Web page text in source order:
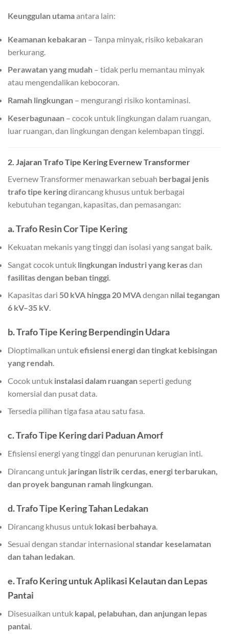
Keunggulan utamaantara lain:
Keamanan kebakaran – Tanpa minyak, risiko kebakaran
berkurang.
Perawatan yang mudah – tidak perlu memantau minyak
atau mengendalikan kebocoran.
Ramah lingkungan – mengurangi risiko kontaminasi.
Keserbagunaan – cocok untuk lingkungan dalam ruangan,
luar ruangan, dan lingkungan dengan kelembapan tinggi.
2. Jajaran Trafo Tipe Kering Evernew Transformer
Evernew Transformer menawarkan sebuah berbagai jenis
trafo tipe keringdirancang khusus untuk berbagai
kebutuhan tegangan, kapasitas, dan pemasangan:
a. Trafo Resin Cor Tipe Kering
Kekuatan mekanis yang tinggi dan isolasi yang sangat baik.
Sangat cocok untuk lingkungan industri yang kerasdan
fasilitas dengan beban tinggi
Kapasitas dari 50 kVA hingga 20 MVAdengan nilai tegangan
6 kV–35 kV.
b. Trafo Tipe Kering Berpendingin Udara
Dioptimalkan untukefisiensi energi dan tingkat kebisingan
yang rendah.
Cocok untuk instalasi dalam ruanganseperti gedung
komersial dan pusat data.
Tersedia pilihan tiga fasa atau satu fasa.
c. Trafo Tipe Kering dari Paduan Amorf
Efisiensi energi yang tinggi dan penurunan kerugian inti.
Dirancang untuk jaringan listrik cerdas, energi terbarukan,
dan proyek bangunan ramah lingkungan
d. Trafo Tipe Kering Tahan Ledakan
Dirancang khusus untuk lokasi berbahaya
Sesuai dengan standar internasional standar keselamatan
dan tahan ledakan.
e. Trafo Kering untuk Aplikasi Kelautan dan Lepas
Pantai
Disesuaikan untuk kapal, pelabuhan, dan anjungan lepas
pantai.